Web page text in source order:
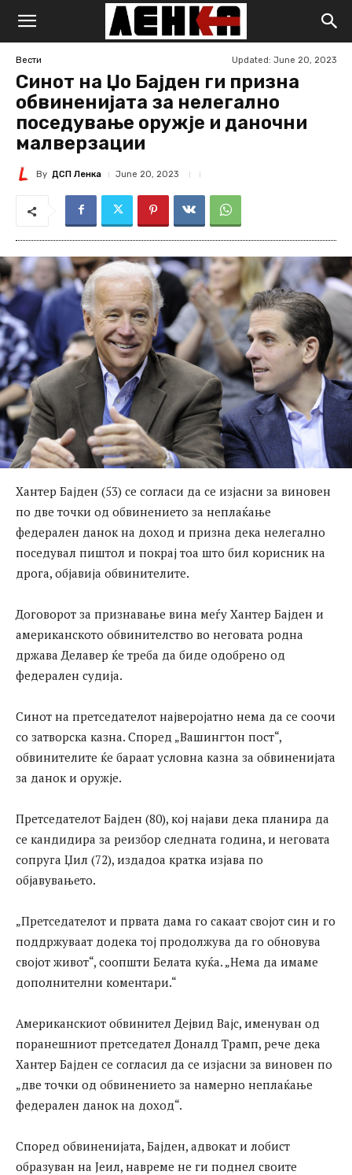
Вести Updated: June 20, 2023
Синот на Џо Бајден ги призна
обвиненијата за нелегално
поседување оружје и даночни
малверзации
By ДСП Ленка June 20, 2023
Хантер Бајден (53) се согласи да се изјасни за виновен
по две точки од обвинението за неплаќање
федерален данок на доход и призна дека нелегално
поседувал пиштол и покрај тоа што бил корисник на
дрога, објавија обвинителите.
Договорот за признавање вина меѓу Хантер Бајден и
американското обвинителство во неговата родна
држава Делавер ќе треба да биде одобрено од
федерален судија.
Синот на претседателот најверојатно нема да се соочи
со затворска казна. Според „Вашингтон пост“,
обвинителите ќе бараат условна казна за обвиненијата
за данок и оружје.
Претседателот Бајден (80), кој најави дека планира да
се кандидира за реизбор следната година, и неговата
сопруга Џил (72), издадоа кратка изјава по
објавувањето.
„Претседателот и првата дама го сакаат својот син и го
поддржуваат додека тој продолжува да го обновува
својот живот“, соопшти Белата куќа. „Нема да имаме
дополнителни коментари.“
Американскиот обвинител Дејвид Вајс, именуван од
поранешниот претседател Доналд Трамп, рече дека
Хантер Бајден се согласил да се изјасни за виновен по
„две точки од обвинението за намерно неплаќање
федерален данок на доход“.
Според обвиненијата, Бајден, адвокат и лобист
образуван на Јеил, навреме не ги поднел своите